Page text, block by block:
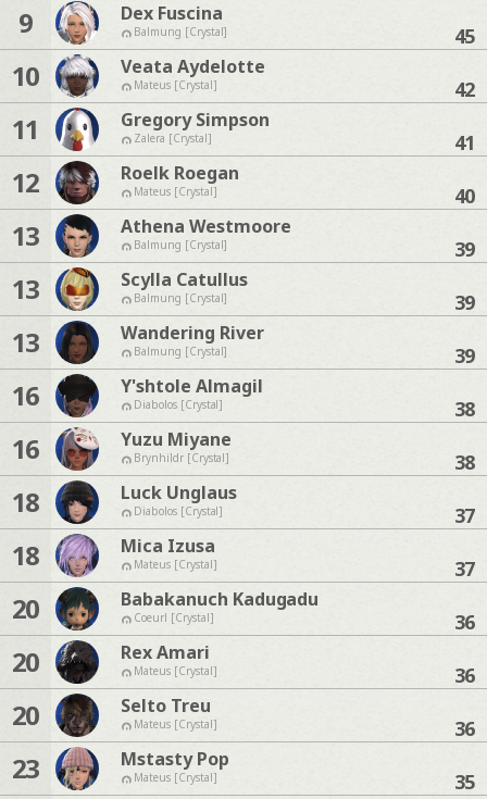
9 Dex Fuscina
Balmung [Crystal] 45
10 Veata Aydelotte
Mateus [Crystal] 42
11 Gregory Simpson
Zalera [Crystal] 41
12 Roelk Roegan
Mateus [Crystal] 40
13 Athena Westmoore
Balmung [Crystal] 39
13 Scylla Catullus
Balmung [Crystal] 39
13 Wandering River
Balmung [Crystal] 39
16 Y'shtole Almagil
Diabolos [Crystal] 38
16 Yuzu Miyane
Brynhildr [Crystal] 38
18 Luck Unglaus
Diabolos [Crystal] 37
18 Mica Izusa
Mateus [Crystal] 37
20 Babakanuch Kadugadu
Coeurl [Crystal] 36
20 Rex Amari
Mateus [Crystal] 36
20 Selto Treu
Mateus [Crystal] 36
23 Mstasty Pop
Mateus [Crystal] 35